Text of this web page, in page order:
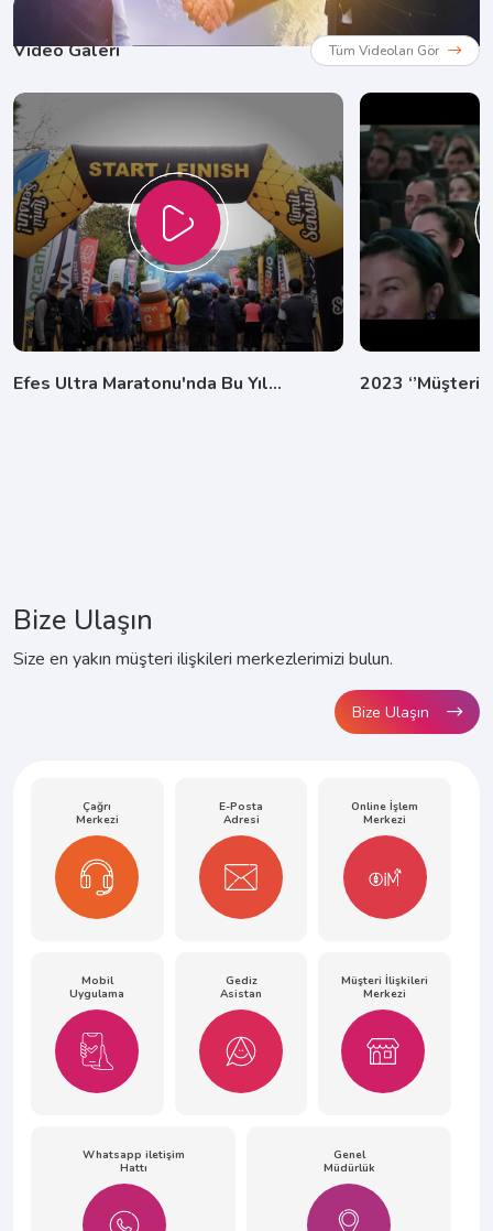
Video Galeri Tüm Videoları Gör
Efes Ultra Maratonu'nda Bu Yıl... 2023 ‘’Müşteri
Bize Ulaşın
Size en yakın müşteri ilişkileri merkezlerimizi bulun.
Bize Ulaşın
Çağrı
Merkezi
E-Posta
Adresi
Online İşlem
Merkezi
Mobil
Uygulama
Gediz
Asistan
Müşteri İlişkileri
Merkezi
Whatsapp iletişim
Hattı
Genel
Müdürlük